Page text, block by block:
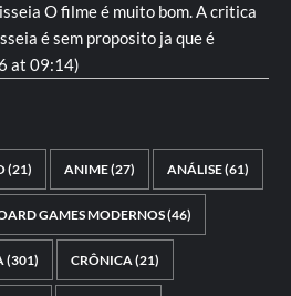
O filme é muito bom. A critica
é sem proposito ja que é
at 09:14)
(21) ANIME(27) ANÁLISE(61)
GAMES MODERNOS(46)
(301) CRÔNICA(21)